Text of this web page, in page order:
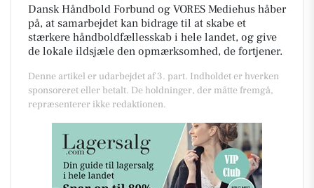
Dansk Håndbold Forbund og VORES Mediehus håber
på, at samarbejdet kan bidrage til at skabe et
stærkere håndboldfællesskab i hele landet, og give
de lokale ildsjæle den opmærksomhed, de fortjener.
Denne artikel er udarbejdet af 3. part. Indholdet er hverken
sponsoreret eller betalt. De holdninger, der måtte fremgå,
repræsenterer ikke redaktionen.